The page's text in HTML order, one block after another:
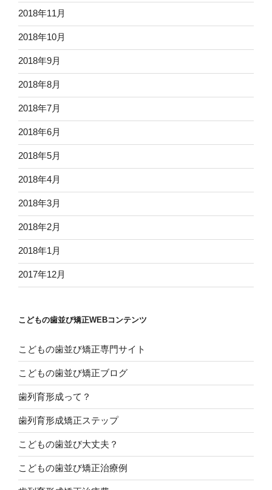
2018年11月
2018年10月
2018年9月
2018年8月
2018年7月
2018年6月
2018年5月
2018年4月
2018年3月
2018年2月
2018年1月
2017年12月
こどもの歯並び矯正WEBコンテンツ
こどもの歯並び矯正専門サイト
こどもの歯並び矯正ブログ
歯列育形成って？
歯列育形成矯正ステップ
こどもの歯並び大丈夫？
こどもの歯並び矯正治療例